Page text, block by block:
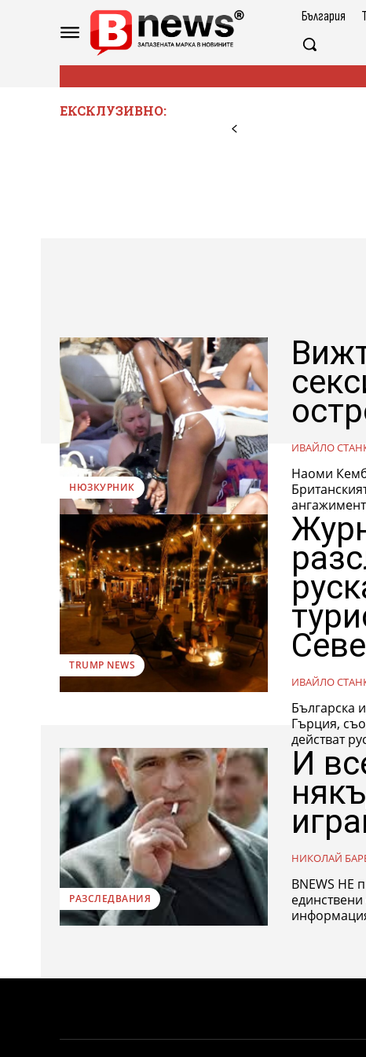
България
ЕКСКЛУЗИВНО:
НЮЗКУРНИК
ИВАЙЛО
Наоми
TRUMP NEWS
ИВАЙЛО
Българска
Гърция, съобщават
действат
РАЗСЛЕДВАНИЯ
И
НИКОЛАЙ
BNEWS НЕ